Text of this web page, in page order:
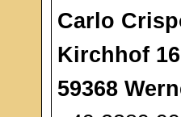
Carlo
Kirchhof
59368